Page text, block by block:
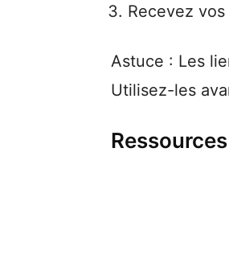
Recevez
Astuce : Les
Utilisez-les